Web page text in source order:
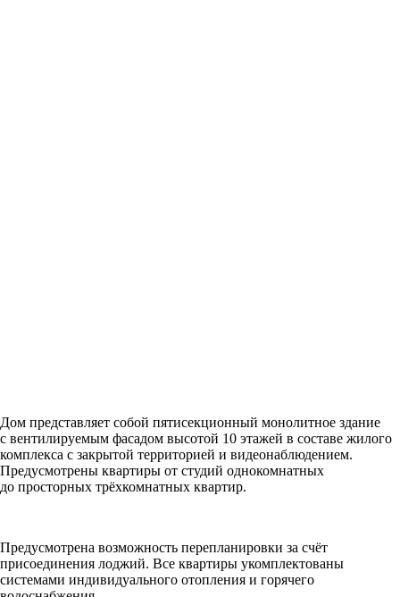
Дом представляет собой пятисекционный монолитное здание
с вентилируемым фасадом высотой 10 этажей в составе жилого
комплекса с закрытой территорией и видеонаблюдением.
Предусмотрены квартиры от студий однокомнатных
до просторных трёхкомнатных квартир.
Предусмотрена возможность перепланировки за счёт
присоединения лоджий. Все квартиры укомплектованы
системами индивидуального отопления и горячего